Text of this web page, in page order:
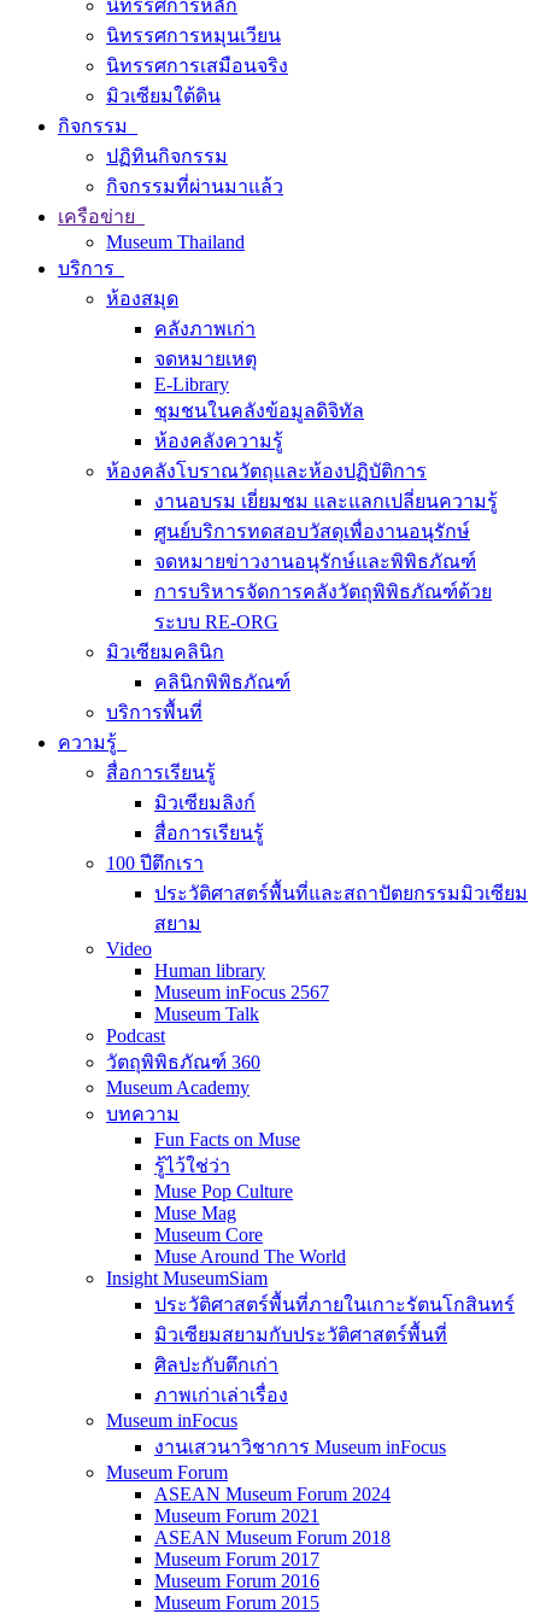
นิทรรศการหลัก
นิทรรศการหมุนเวียน
นิทรรศการเสมือนจริง
มิวเซียมใต้ดิน
กิจกรรม
ปฏิทินกิจกรรม
กิจกรรมที่ผ่านมาแล้ว
เครือข่าย
Museum Thailand
บริการ
ห้องสมุด
คลังภาพเก่า
จดหมายเหตุ
E-Library
ชุมชนในคลังข้อมูลดิจิทัล
ห้องคลังความรู้
ห้องคลังโบราณวัตถุและห้องปฏิบัติการ
งานอบรม เยี่ยมชม และแลกเปลี่ยนความรู้
ศูนย์บริการทดสอบวัสดุเพื่องานอนุรักษ์
จดหมายข่าวงานอนุรักษ์และพิพิธภัณฑ์
การบริหารจัดการคลังวัตถุพิพิธภัณฑ์ด้วย
ระบบ RE-ORG
มิวเซียมคลินิก
คลินิกพิพิธภัณฑ์
บริการพื้นที่
ความรู้
สื่อการเรียนรู้
มิวเซียมลิงก์
สื่อการเรียนรู้
100 ปีตึกเรา
ประวัติศาสตร์พื้นที่และสถาปัตยกรรมมิวเซียม
สยาม
Video
Human library
Museum inFocus 2567
Museum Talk
Podcast
วัตถุพิพิธภัณฑ์ 360
Museum Academy
บทความ
Fun Facts on Muse
รู้ไว้ใช่ว่า
Muse Pop Culture
Muse Mag
Museum Core
Muse Around The World
Insight MuseumSiam
ประวัติศาสตร์พื้นที่ภายในเกาะรัตนโกสินทร์
มิวเซียมสยามกับประวัติศาสตร์พื้นที่
ศิลปะกับตึกเก่า
ภาพเก่าเล่าเรื่อง
Museum inFocus
งานเสวนาวิชาการ Museum inFocus
Museum Forum
ASEAN Museum Forum 2024
Museum Forum 2021
ASEAN Museum Forum 2018
Museum Forum 2017
Museum Forum 2016
Museum Forum 2015